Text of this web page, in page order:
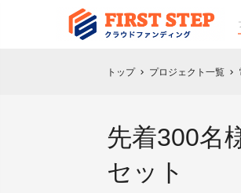
トップ chevron_right プロジェクト一覧 chevron_right
先着300名
セット